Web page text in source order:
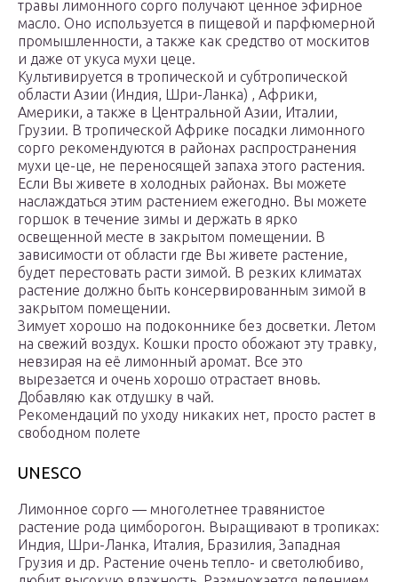
травы лимонного сорго получают ценное эфирное
масло. Оно используется в пищевой и парфюмерной
промышленности, а также как средство от москитов
и даже от укуса мухи цеце.
Культивируется в тропической и субтропической
области Азии (Индия, Шри-Ланка) , Африки,
Америки, а также в Центральной Азии, Италии,
Грузии. В тропической Африке посадки лимонного
сорго рекомендуются в районах распространения
мухи це-це, не переносящей запаха этого растения.
Если Вы живете в холодных районах. Вы можете
наслаждаться этим растением ежегодно. Вы можете
горшок в течение зимы и держать в ярко
освещенной месте в закрытом помещении. В
зависимости от области где Вы живете растение,
будет перестовать расти зимой. В резких климатах
растение должно быть консервированным зимой в
закрытом помещении.
Зимует хорошо на подоконнике без досветки. Летом
на свежий воздух. Кошки просто обожают эту травку,
невзирая на её лимонный аромат. Все это
вырезается и очень хорошо отрастает вновь.
Добавляю как отдушку в чай.
Рекомендаций по уходу никаких нет, просто растет в
свободном полете
UNESCO
Лимонное сорго — многолетнее травянистое
растение рода цимборогон. Выращивают в тропиках:
Индия, Шри-Ланка, Италия, Бразилия, Западная
Грузия и др. Растение очень тепло- и светолюбиво,